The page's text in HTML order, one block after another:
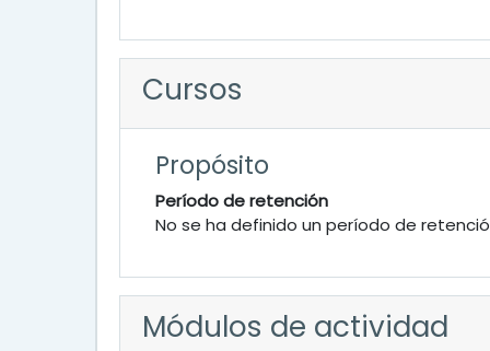
Cursos
Propósito
Período de retención
No se ha definido un período de
Módulos de actividad